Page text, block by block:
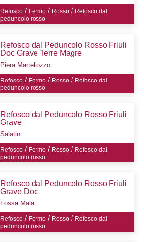
Refosco / Fermo / Rosso / Refosco dal
peduncolo rosso
Refosco dal Peduncolo Rosso Friuli
Doc Grave Terre Magre
Piera Martellozzo
Refosco / Fermo / Rosso / Refosco dal
peduncolo rosso
Refosco dal Peduncolo Rosso Friuli
Grave
Salatin
Refosco / Fermo / Rosso / Refosco dal
peduncolo rosso
Refosco dal Peduncolo Rosso Friuli
Grave Doc
Fossa Mala
Refosco / Fermo / Rosso / Refosco dal
peduncolo rosso